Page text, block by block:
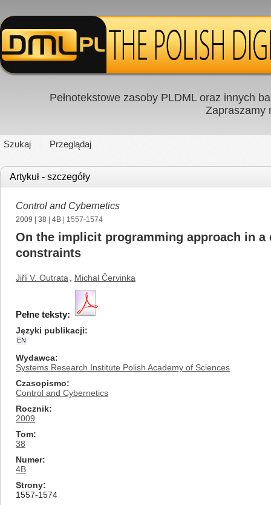
Pełnotekstowe zasoby PLDML oraz innych
Zapraszamy
Szukaj Przeglądaj
Artykuł - szczegóły
Control and Cybernetics
2009 38 4B | 1557-1574
On the implicit programming approach in
constraints
Jiří V. Outrata Michal Červinka
Pełne teksty:
Języki publikacji
EN
Wydawca
Systems Research Institute Polish Academy of Sciences
Czasopismo
Control and Cybernetics
Rocznik
2009
Tom
38
Numer
4B
Strony
1557-1574